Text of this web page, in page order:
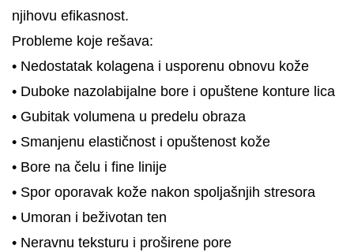
njihovu efikasnost.
Probleme koje rešava:
• Nedostatak kolagena i usporenu obnovu kože
• Duboke nazolabijalne bore i opuštene konture lica
• Gubitak volumena u predelu obraza
• Smanjenu elastičnost i opuštenost kože
• Bore na čelu i fine linije
• Spor oporavak kože nakon spoljašnjih stresora
• Umoran i beživotan ten
• Neravnu teksturu i proširene pore